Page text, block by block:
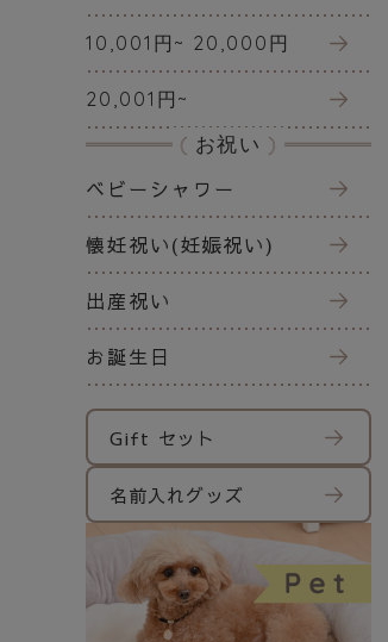
10,001円~ 20,000円
20,001円~
お祝い
ベビーシャワー
懐妊祝い(妊娠祝い)
出産祝い
お誕生日
Gift セット
名前入れグッズ